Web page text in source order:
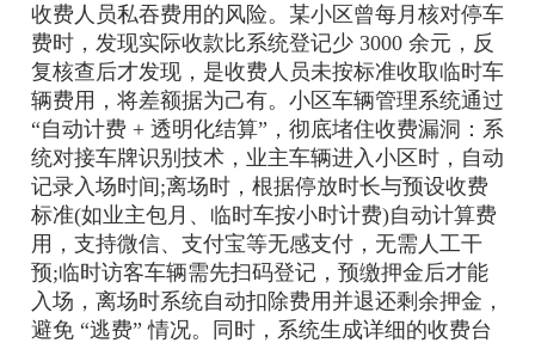
收费人员私吞费用的风险。某小区曾每月核对停车
费时，发现实际收款比系统登记少 3000 余元，反
复核查后才发现，是收费人员未按标准收取临时车
辆费用，将差额据为己有。小区车辆管理系统通过
“自动计费 + 透明化结算”，彻底堵住收费漏洞：系
统对接车牌识别技术，业主车辆进入小区时，自动
记录入场时间;离场时，根据停放时长与预设收费
标准(如业主包月、临时车按小时计费)自动计算费
用，支持微信、支付宝等无感支付，无需人工干
预;临时访客车辆需先扫码登记，预缴押金后才能
入场，离场时系统自动扣除费用并退还剩余押金，
避免 “逃费” 情况。同时，系统生成详细的收费台